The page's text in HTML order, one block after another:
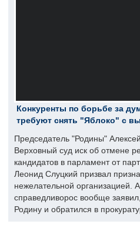
Конкуренты по борьбе за
требуют снять "Яблоко" с
Председатель "Родины"
Верховный суд иск об отмене
кандидатов в парламент от
Леонид Слуцкий призвал
нежелательной организацией.
справедливорос вообще
Родину и обратился в